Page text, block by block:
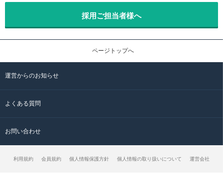
採用ご担当者様へ
ページトップへ
運営からのお知らせ
よくある質問
お問い合わせ
利用規約 会員規約 個人情報保護方針 個人情報の取り扱いについて 運営会社